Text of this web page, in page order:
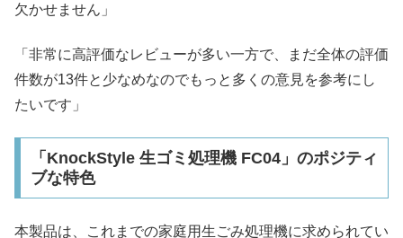
欠かせません」
「非常に高評価なレビューが多い一方で、まだ全体の評価
件数が13件と少なめなのでもっと多くの意見を参考にし
たいです」
「KnockStyle 生ゴミ処理機 FC04」のポジティ
ブな特色
本製品は、これまでの家庭用生ごみ処理機に求められてい